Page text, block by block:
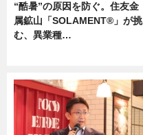
“酷暑”の原因を防ぐ。住友金
属鉱山「SOLAMENT®」が挑
む、異業種…